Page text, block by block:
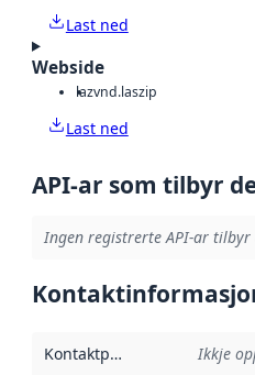
Last ned
Webside
lazvnd.laszip
Last ned
API-ar som tilbyr
Ingen registrerte API-ar tilbyr
Kontaktpunkt Ikkje